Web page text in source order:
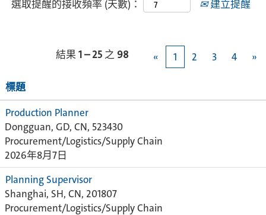
選取提醒的接收頻率 (天數)： 建立提醒
結果 1 – 25 之 98 « 1 2 3 4 »
標題
Production Planner
Dongguan, GD, CN, 523430
Procurement/Logistics/Supply Chain
2026年8月7日
Planning Supervisor
Shanghai, SH, CN, 201807
Procurement/Logistics/Supply Chain